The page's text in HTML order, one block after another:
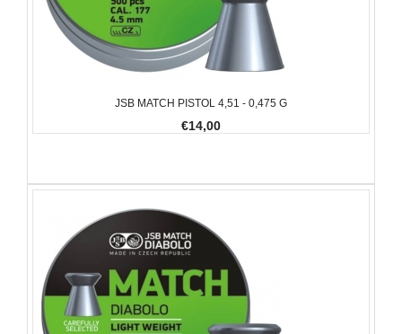
JSB MATCH PISTOL 4,51 - 0,475 G
€14,00